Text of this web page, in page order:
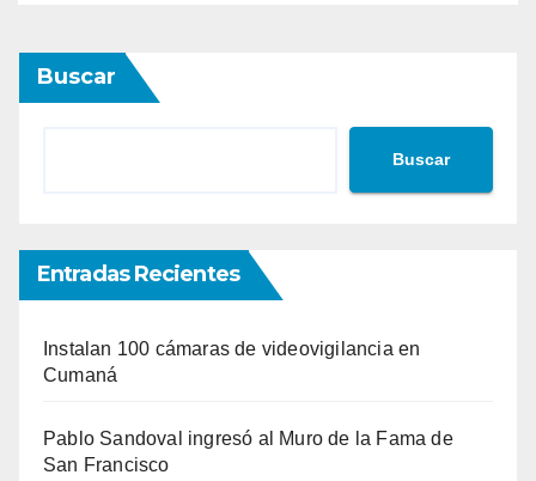
Buscar
Buscar
Entradas Recientes
Instalan 100 cámaras de videovigilancia en
Cumaná
Pablo Sandoval ingresó al Muro de la Fama de
San Francisco